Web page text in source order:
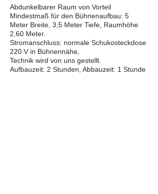
Abdunkelbarer Raum von Vorteil
Mindestmaß für den Bühnenaufbau: 5
Meter Breite, 3,5 Meter Tiefe, Raumhöhe
2,60 Meter.
Stromanschluss: normale Schukosteckdose
220 V in Bühnennähe,
Technik wird von uns gestellt.
Aufbauzeit: 2 Stunden, Abbauzeit: 1 Stunde